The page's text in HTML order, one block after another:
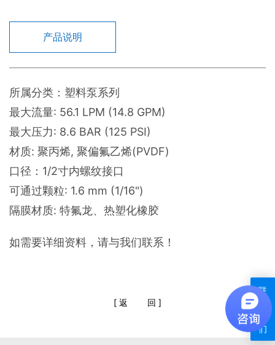
产品说明
所属分类：塑料泵系列
最大流量: 56.1 LPM (14.8 GPM)
最大压力: 8.6 BAR (125 PSI)
材质: 聚丙烯, 聚偏氟乙烯(PVDF)
口径：1/2寸内螺纹接口
可通过颗粒: 1.6 mm (1/16")
隔膜材质: 特氟龙、热塑化橡胶
如需要详细资料，请与我们联系！
[ 返 回 ]
联
我
们